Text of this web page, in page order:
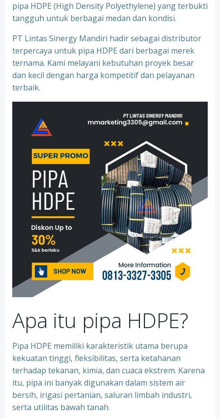
pipa HDPE (High Density Polyethylene) yang terbukti
tangguh untuk berbagai medan dan kondisi.
PT Lintas Sinergy Mandiri hadir sebagai distributor
terpercaya untuk pipa HDPE dari berbagai merek
ternama. Kami melayani kebutuhan proyek besar
dan kecil dengan harga kompetitif dan pelayanan
terbaik.
Apa itu pipa HDPE?
Pipa HDPE memiliki karakteristik utama berupa
kekuatan tinggi, fleksibilitas, serta ketahanan
terhadap tekanan, kimia, dan cuaca ekstrem. Karena
itu, pipa ini banyak digunakan dalam sistem air
bersih, irigasi pertanian, saluran limbah industri,
serta utilitas bawah tanah.